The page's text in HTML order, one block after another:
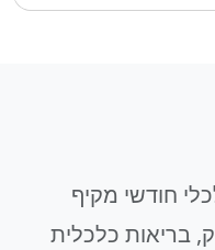
חודשי מקיף
בריאות כלכלית